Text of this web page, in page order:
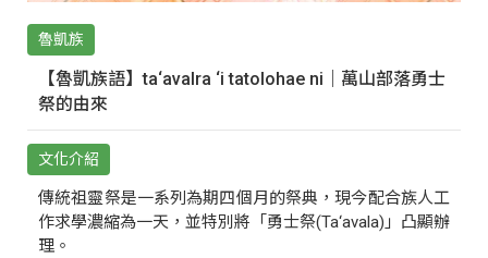
魯凱族
【魯凱族語】ta‘avalra ‘i tatolohae ni｜萬山部落勇士
祭的由來
文化介紹
傳統祖靈祭是一系列為期四個月的祭典，現今配合族人工
作求學濃縮為一天，並特別將「勇士祭(Ta‘avala)」凸顯辦
理。